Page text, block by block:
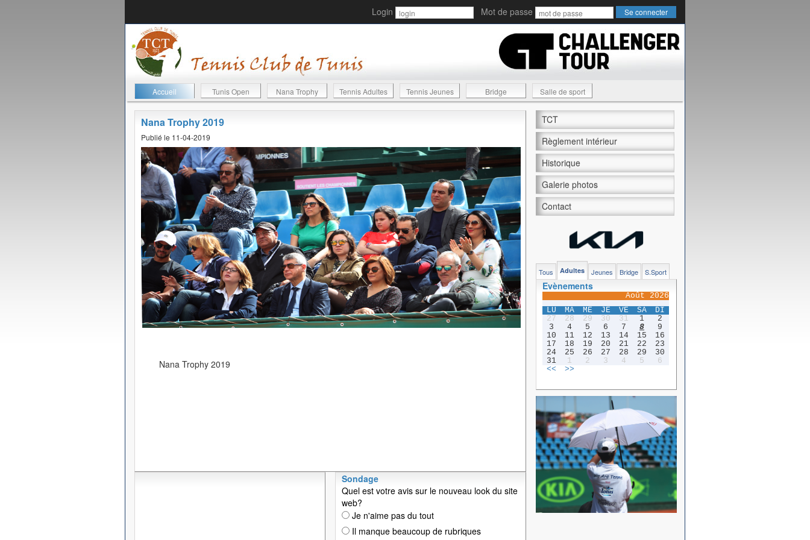
Login Mot de passe
Accueil Tunis Open Nana Trophy Tennis Adultes Tennis Jeunes Bridge Salle de sport
Nana Trophy 2019
Publié le 11-04-2019
Nana Trophy 2019
Sondage
Quel est votre avis sur le nouveau look du site
web?
Je n'aime pas du tout
Il manque beaucoup de rubriques
TCT
Règlement intérieur
Historique
Galerie photos
Contact
Tous Adultes Jeunes Bridge S.Sport
Evènements
Août 2026
LU
MA ME JE VE SA
DI
27
28 29 30 31 1
2
3
4 5 6 7 8
9
10
11 12 13 14 15
16
17
18 19 20 21 22
23
24
25 26 27 28 29
30
31
1 2 3 4 5
6
<<
>>